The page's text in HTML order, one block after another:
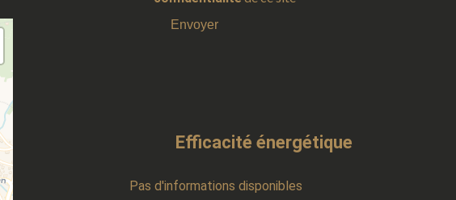
Envoyer
Efficacité énergétique
Pas d'informations disponibles